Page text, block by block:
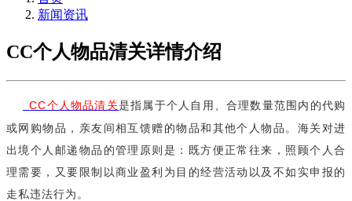
新闻资讯
CC个人物品清关详情介绍
CC个人物品清关是指属于个人自用、合理数量范围内的代购
或网购物品，亲友间相互馈赠的物品和其他个人物品。海关对进
出境个人邮递物品的管理原则是：既方便正常往来，照顾个人合
理需要，又要限制以商业盈利为目的经营活动以及不如实申报的
走私违法行为。